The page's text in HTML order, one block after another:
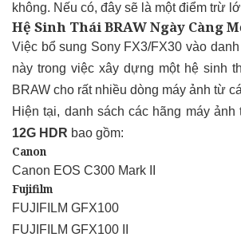
không. Nếu có, đây sẽ là một điểm trừ
Hệ Sinh Thái BRAW Ngày Càng
Việc bổ sung Sony FX3/FX30 vào
này trong việc xây dựng một hệ sinh
BRAW cho rất nhiều dòng máy ảnh từ
Hiện tại, danh sách các hãng máy
12G HDR bao gồm:​
Canon
Canon EOS C300 Mark II
Fujifilm
FUJIFILM GFX100
FUJIFILM GFX100 II